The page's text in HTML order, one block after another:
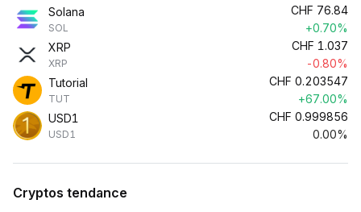
Solana
SOL
CHF 76.84
+0.70%
XRP
XRP
CHF 1.037
-0.80%
Tutorial
TUT
CHF 0.203547
+67.00%
USD1
USD1
CHF 0.999856
0.00%
Cryptos tendance